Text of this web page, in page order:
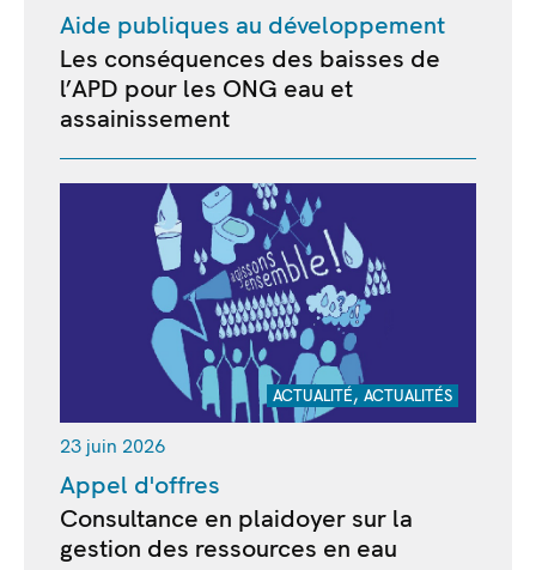
Aide publiques au développement
Les conséquences des baisses de
l’APD pour les ONG eau et
assainissement
ACTUALITÉ, ACTUALITÉS
23 juin 2026
Appel d'offres
Consultance en plaidoyer sur la
gestion des ressources en eau